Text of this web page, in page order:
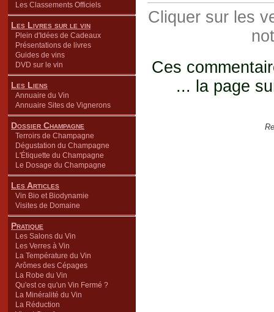
Les Classements Officiels
Les Livres sur le vin
Plein d'Idées de Cadeaux
Présentations de livres
Guides de vins
DVD sur le vin
Les Liens
Annuaire du Vin
Annuaire Sites de Vignerons
Dossier Champagne
Terroirs de Champagne
Dégustation du Champagne
L'Étiquette du Champagne
Le Dosage du Champagne
Les Articles
Vin Bio et Biodynamie
Visites de Domaine
Pratique
Les Salons du Vin
Les Verres à Vin
La Température du Vin
Arômes des Cépages
La Robe du Vin
Qu'est ce qu'un Vin Fermé ?
La Minéralité du Vin
La Réduction
Cliquer sur les
Ces
... la page